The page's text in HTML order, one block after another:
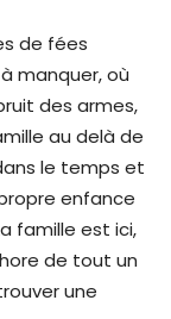
de fées
manquer, où
des armes,
au delà de
le temps et
enfance
famille est ici,
de tout un
une